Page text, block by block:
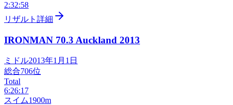
2:32:58
リザルト詳細
IRONMAN 70.3 Auckland 2013
ミドル2013年1月1日
総合706位
Total
6:26:17
スイム1900m